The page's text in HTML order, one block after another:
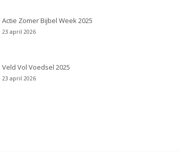
Actie Zomer Bijbel Week 2025
23 april 2026
Veld Vol Voedsel 2025
23 april 2026